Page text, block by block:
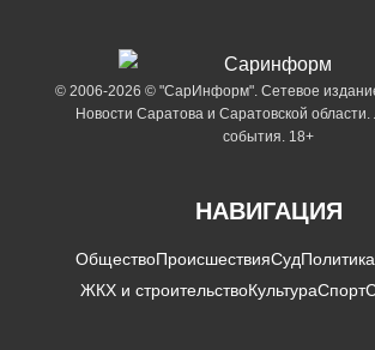
© 2006-2026 © "СарИнформ". Сетевое
Новости Саратова и Саратовской
события. 18+
НАВИГАЦИЯ
ОбществоПроисшествияСудПолитика
ЖКХ и строительствоКультураСпорт